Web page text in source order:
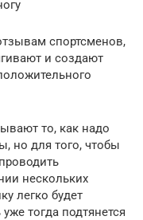
спортсменов,
и создают
то, как надо
но для того, чтобы
нескольких
легко будет
тогда подтянется